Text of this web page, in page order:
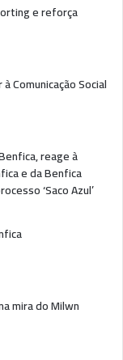
e reforça
Comunicação Social
reage à
e da Benfica
‘Saco Azul’
mira do Milwn